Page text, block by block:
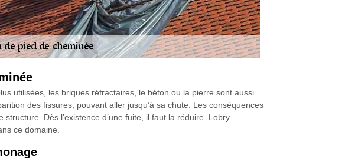
utilisées, les briques réfractaires, le béton ou la pierre sont aussi
des fissures, pouvant aller jusqu’à sa chute. Les conséquences
Dès l’existence d’une fuite, il faut la réduire. Lobry
ce domaine.